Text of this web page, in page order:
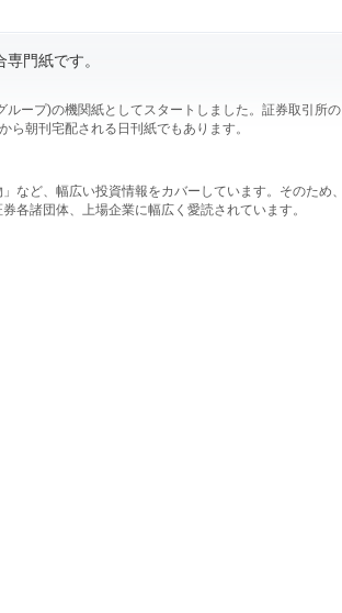
門紙です。
ープ)の機関紙としてスタートしました。証券取引所の
朝刊宅配される日刊紙でもあります。
など、幅広い投資情報をカバーしています。そのため、
各諸団体、上場企業に幅広く愛読されています。